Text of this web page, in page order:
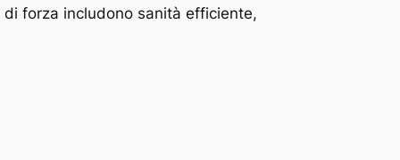
forza includono sanità efficiente,